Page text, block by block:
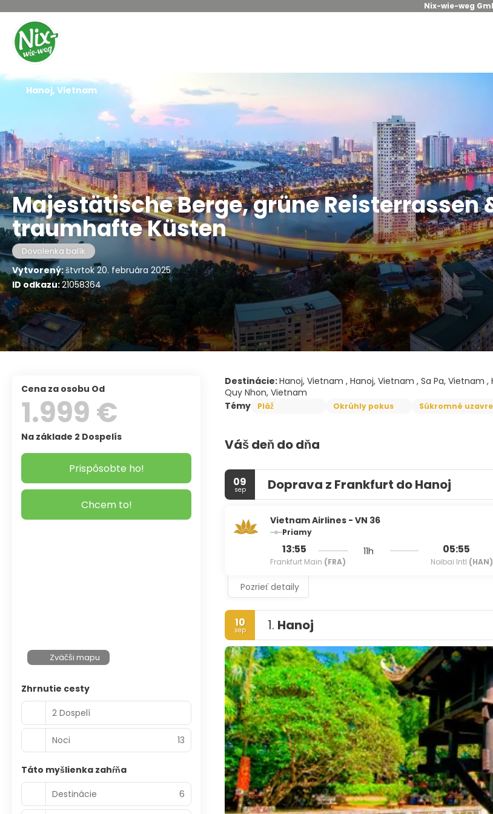
Nix-wie-weg
Majestätische Berge, grüne Reisterrassen
traumhafte Küsten
Dovolenka balík
Vytvorený:štvrtok 20. februára 2025
ID odkazu:21058364
Hanoj, Vietnam
Destinácie:Hanoj, Vietnam , Hanoj, Vietnam , Sa Pa, Vietnam
Quy Nhon, Vietnam
Témy
Pláž Okrúhly pokus Súkromné
Váš deň do dňa
09
sep Doprava z Frankfurt do Hanoj
Vietnam Airlines - VN 36
Priamy
13:55
Frankfurt Main (FRA)
11h 05:55
Noibai Intl (HAN)
Pozrieť detaily
10
sep 1. Hanoj
Cena za osobu Od
1.999 €
Na základe 2 Dospelís
Prispôsobte ho!
Chcem to!
Zväčši mapu
Zhrnutie cesty
2 Dospelí
Noci 13
Táto myšlienka zahŕňa
Destinácie
6